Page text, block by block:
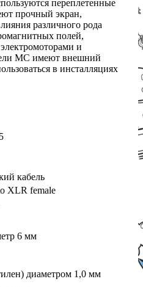
переплетенные
прочный экран,
различного рода
полей,
и
MC имеют внешний
в инсталляциях
кабель
XLR female
6 мм
диаметром 1,0 мм